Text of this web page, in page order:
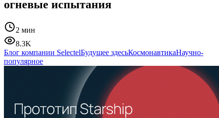
огневые испытания
2 мин
8.3K
Блог компании SelectelБудущее здесьКосмонавтикаНаучно-
популярное